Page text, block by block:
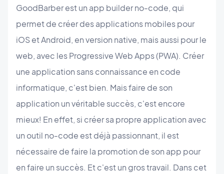
GoodBarber est un app builder no-code, qui
permet de créer des applications mobiles pour
iOS et Android, en version native, mais aussi pour le
web, avec les Progressive Web Apps (PWA). Créer
une application sans connaissance en code
informatique, c'est bien. Mais faire de son
application un véritable succès, c'est encore
mieux! En effet, si créer sa propre application avec
un outil no-code est déjà passionnant, il est
nécessaire de faire la promotion de son app pour
en faire un succès. Et c'est un gros travail. Dans cet